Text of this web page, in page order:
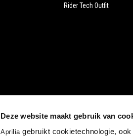
Deze website maakt gebruik van
Apriliagebruikt cookietechnologie,
Rider Tech Outfit